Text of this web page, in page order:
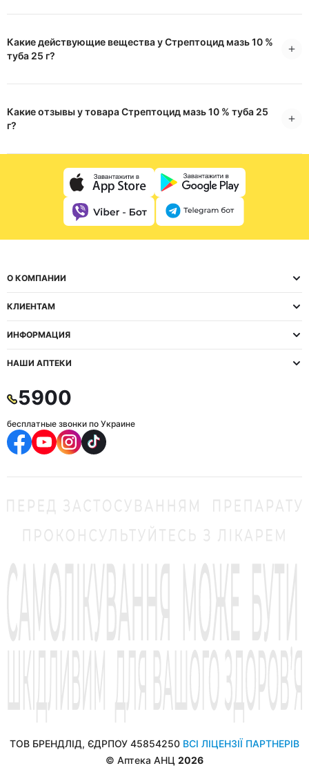
Какие действующие вещества у Стрептоцид мазь 10 %
туба 25 г?
Какие отзывы у товара Стрептоцид мазь 10 % туба 25
г?
О КОМПАНИИ
КЛИЕНТАМ
ИНФОРМАЦИЯ
НАШИ АПТЕКИ
5900
бесплатные звонки по Украине
ТОВ БРЕНДЛІД, ЄДРПОУ 45854250 ВСІ ЛІЦЕНЗІЇ ПАРТНЕРІВ
© Аптека АНЦ 2026